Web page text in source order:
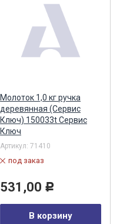
Молоток 1,0 кг ручка
деревянная (Сервис
Ключ) 150033t Сервис
Ключ
Артикул: 71410
под заказ
531,00 Р
В корзину